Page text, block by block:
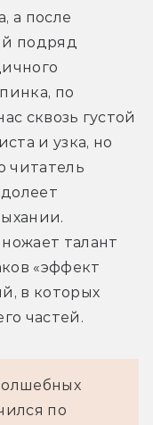
а после
подряд
по
сквозь густой
и узка, но
читатель
талант
«эффект
в которых
частей.
по